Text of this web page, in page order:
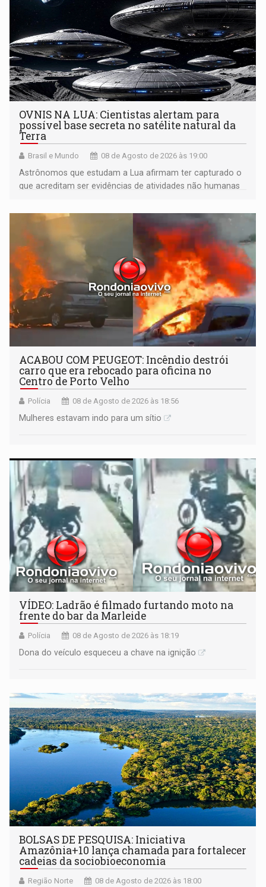
OVNIS NA LUA: Cientistas alertam para
possível base secreta no satélite natural da
Terra
Brasil e Mundo 08 de Agosto de 2026 às 19:00
Astrônomos que estudam a Lua afirmam ter capturado o
que acreditam ser evidências de atividades não humanas
órbita
ACABOU COM PEUGEOT: Incêndio destrói
carro que era rebocado para oficina no
Centro de Porto Velho
Polícia 08 de Agosto de 2026 às 18:56
Mulheres estavam indo para um sítio
VÍDEO: Ladrão é filmado furtando moto na
frente do bar da Marleide
Polícia 08 de Agosto de 2026 às 18:19
Dona do veículo esqueceu a chave na ignição
BOLSAS DE PESQUISA: Iniciativa
Amazônia+10 lança chamada para fortalecer
cadeias da sociobioeconomia
Região Norte 08 de Agosto de 2026 às 18:00